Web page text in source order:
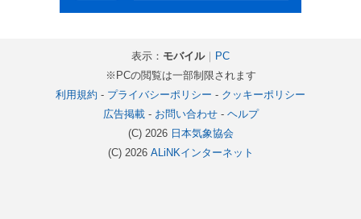
表示： モバイル｜
PC
※PCの閲覧は一部制限されます
利用規約 - プライバシーポリシー - クッキーポリシー
広告掲載- お問い合わせ- ヘルプ
(C) 2026 日本気象協会
(C) 2026 ALiNKインターネット